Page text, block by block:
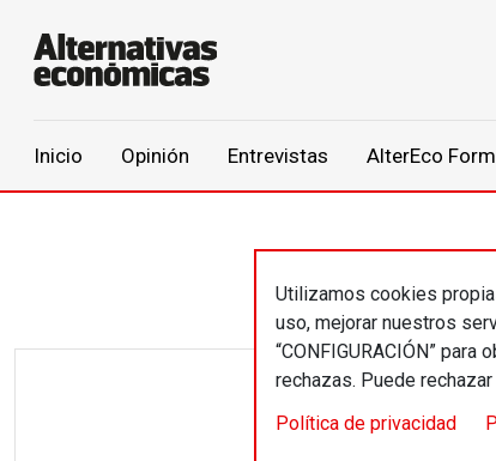
Inicio Opinión Entrevistas AlterEco
Utilizamos cookies
uso, mejorar nuestros
“CONFIGURACIÓN”
rechazas. Puede
Política de privacidad